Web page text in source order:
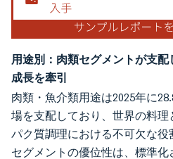
用途別：肉類セグメントが支
成長を牽引
肉類・魚介類用途は2025年に
場を支配しており、世界の料
パク質調理における不可欠な
セグメントの優位性は、標準